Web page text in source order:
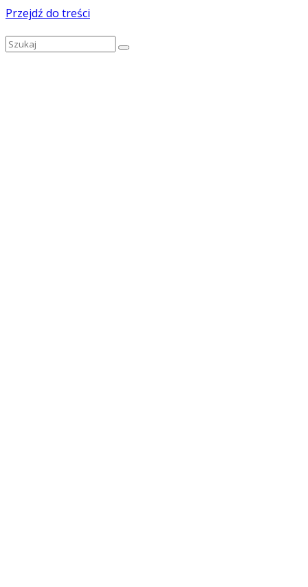
Przejdź do treści